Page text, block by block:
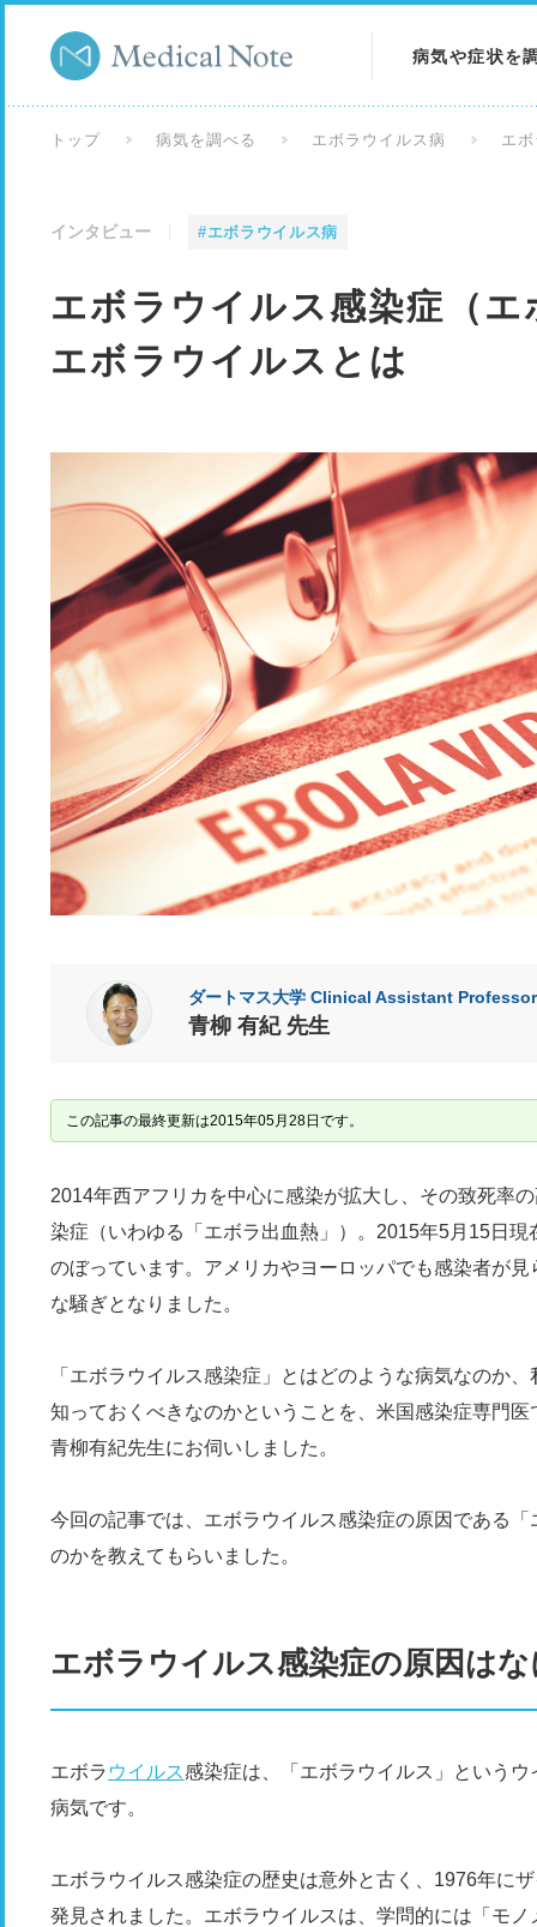
病気や症状を
トップ 病気を調べる エボラウイルス病 エ
インタビュー #エボラウイルス病
エボラウイルス感染症（
エボラウイルスとは
ダートマス大学 Clinical Assistant
青柳 有紀 先生
この記事の最終更新は2015年05月28日です。
2014年西アフリカを中心に感染が拡大し、その致死率
染症（いわゆる「エボラ出血熱」）。2015年5月15日
のぼっています。アメリカやヨーロッパでも感染者が
な騒ぎとなりました。
「エボラウイルス感染症」とはどのような病気なのか
知っておくべきなのかということを、米国感染症専門
青柳有紀先生にお伺いしました。
今回の記事では、エボラウイルス感染症の原因である
のかを教えてもらいました。
エボラウイルス感染症の原因は
エボラ ウイルス感染症は、「エボラウイルス」という
病気です。
エボラウイルス感染症の歴史は意外と古く、1976年に
発見されました。エボラウイルスは、学問的には「モ